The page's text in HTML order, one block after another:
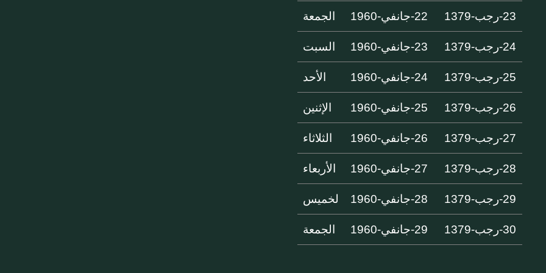
23-رجب-1379 22-جانفي-1960 الجمعة
24-رجب-1379 23-جانفي-1960 السبت
25-رجب-1379 24-جانفي-1960 الأحد
26-رجب-1379 25-جانفي-1960 الإثنين
27-رجب-1379 26-جانفي-1960 الثلاثاء
28-رجب-1379 27-جانفي-1960 الأربعاء
29-رجب-1379 28-جانفي-1960 لخميس
30-رجب-1379 29-جانفي-1960 الجمعة